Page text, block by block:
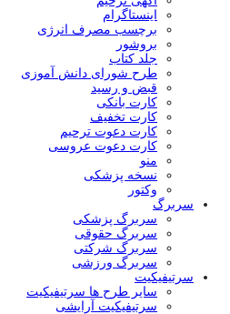
اینستاگرام
برچسب مصرف انرژی
بروشور
جلد کتاب
طرح شورای دانش آموزی
قبض و رسید
کارت بانکی
کارت تخفیف
کارت دعوت ترحیم
کارت دعوت عروسی
منو
نسخه پزشکی
وکتور
سربرگ
سربرگ پزشکی
سربرگ حقوقی
سربرگ شرکتی
سربرگ ورزشی
سرتیفیکیت
سایر طرح ها سرتیفیکیت
سرتیفیکیت آرایشی